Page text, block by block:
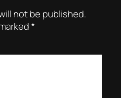
not be published.
*